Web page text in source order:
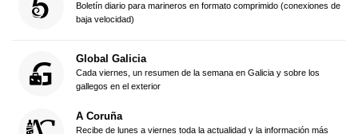
Boletín diario para marineros en formato comprimido (conexiones de
baja velocidad)
Global Galicia
Cada viernes, un resumen de la semana en Galicia y sobre los
gallegos en el exterior
A Coruña
Recibe de lunes a viernes toda la actualidad y la información más